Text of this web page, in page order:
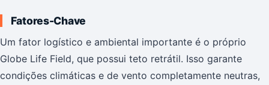
Fatores-Chave
Um fator logístico e ambiental importante é o próprio
Globe Life Field, que possui teto retrátil. Isso garante
condições climáticas e de vento completamente neutras,